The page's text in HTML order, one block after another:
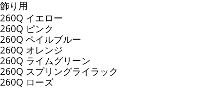
飾り用
260Q イエロー
260Q ピンク
260Q ペイルブルー
260Q オレンジ
260Q ライムグリーン
260Q スプリングライラック
260Q ローズ